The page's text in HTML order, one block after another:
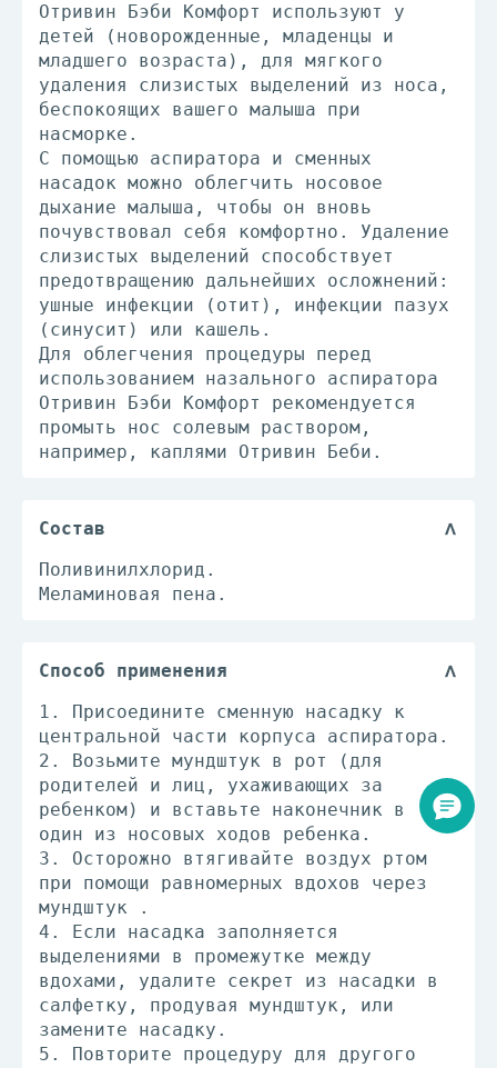
Отривин Бэби Комфорт используют у
детей (новорожденные, младенцы и
младшего возраста), для мягкого
удаления слизистых выделений из носа,
беспокоящих вашего малыша при
насморке.
С помощью аспиратора и сменных
насадок можно облегчить носовое
дыхание малыша, чтобы он вновь
почувствовал себя комфортно. Удаление
слизистых выделений способствует
предотвращению дальнейших осложнений:
ушные инфекции (отит), инфекции пазух
(синусит) или кашель.
Для облегчения процедуры перед
использованием назального аспиратора
Отривин Бэби Комфорт рекомендуется
промыть нос солевым раствором,
например, каплями Отривин Беби.
Состав
Поливинилхлорид.
Меламиновая пена.
Способ применения
1. Присоедините сменную насадку к
центральной части корпуса аспиратора.
2. Возьмите мундштук в рот (для
родителей и лиц, ухаживающих за
ребенком) и вставьте наконечник в
один из носовых ходов ребенка.
3. Осторожно втягивайте воздух ртом
при помощи равномерных вдохов через
мундштук .
4. Если насадка заполняется
выделениями в промежутке между
вдохами, удалите секрет из насадки в
салфетку, продувая мундштук, или
замените насадку.
5. Повторите процедуру для другого